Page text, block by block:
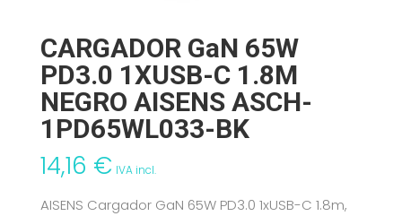
CARGADOR GaN 65W
PD3.0 1XUSB-C 1.8M
NEGRO AISENS ASCH-
1PD65WL033-BK
14,16 € IVA incl.
AISENS Cargador GaN 65W PD3.0 1xUSB-C 1.8m,